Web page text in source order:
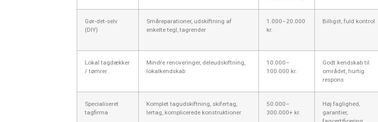
Gør‑det‑selv
(DIY)
Småreparationer, udskiftning af
enkelte tegl, tagrender
1.000–20.000
kr.
Billigst, fuld kontrol
Lokal tagdækker
/ tømrer
Mindre renoveringer, deleudskiftning,
lokalkendskab
10.000–
100.000 kr.
Godt kendskab til
området, hurtig
respons
Specialiseret
tagfirma
Komplet tagudskiftning, skifertag,
lertag, komplicerede konstruktioner
50.000–
300.000+ kr.
Høj faglighed,
garantier,